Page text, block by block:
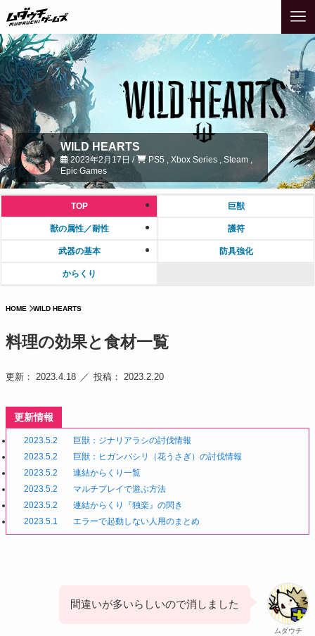
WILD HEARTS
2023年2月17日 /
PS5 , Xbox Series , Steam ,
Epic Games
TOP 巨獣
獣の属性／耐性 護符
武器の基本 防具強化
からくり
HOME WILD HEARTS
料理の効果と食材一覧
更新： 2023.4.18 投稿： 2023.2.20
更新情報
2023.5.2
巨獣：ジナリアラシの討伐情報
2023.5.2
巨獣：ヒガンバシリ（花うさぎ）の討伐情報
2023.5.2
連結からくり一覧
2023.5.2
マルチプレイで遊ぶ方法
2023.5.2
連結からくり『独楽』の閃き
2023.5.1
エラーで起動しない人用のまとめ
ムダウチ
間違いが多いらしいので消しました